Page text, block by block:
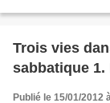
Trois vies
sabbatique 1.
Publié le 15/01/2012